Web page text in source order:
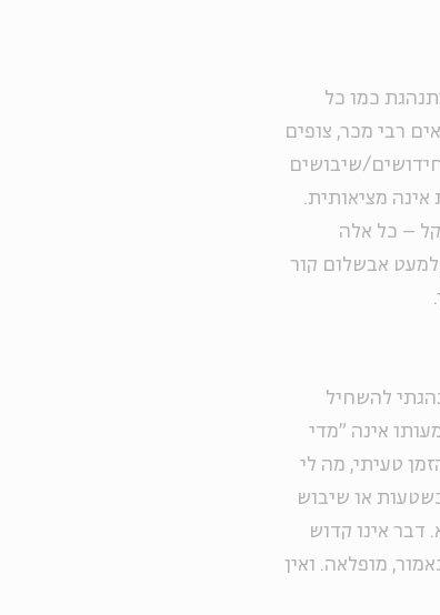
כמו כל
רבי מכר, צופים
חידושים/שיבושים
מציאותית.
– כל אלה
אבשלום קור
להשחיל
אינה "מדי
טעיתי, מה לי
או שיבוש
דבר אינו קדוש
מופלאה. ואין